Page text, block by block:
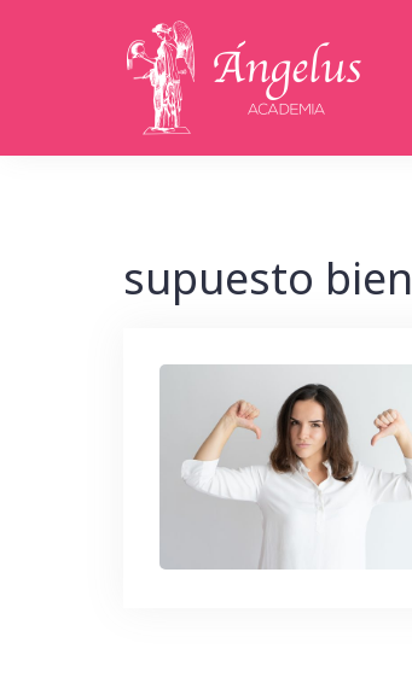
supuesto bien